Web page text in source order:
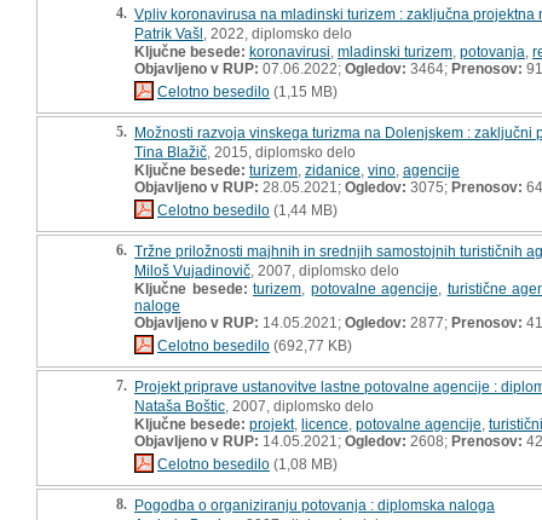
4. Vpliv koronavirusa na mladinski turizem : zaključna projektna
Patrik Vašl , 2022, diplomsko delo
Ključne besede: koronavirusi mladinski turizem potovanja
Objavljeno v RUP: 07.06.2022; Ogledov: 3464; Prenosov: 91
Celotno besedilo (1,15 MB)
5. Možnosti razvoja vinskega turizma na Dolenjskem : zaključni
Tina Blažič , 2015, diplomsko delo
Ključne besede: turizem zidanice vino agencije
Objavljeno v RUP: 28.05.2021; Ogledov: 3075; Prenosov: 64
Celotno besedilo (1,44 MB)
6. Tržne priložnosti majhnih in srednjih samostojnih turističnih
Miloš Vujadinovič , 2007, diplomsko delo
Ključne besede: turizem potovalne agencije
turistične
naloge
Objavljeno v RUP: 14.05.2021; Ogledov: 2877; Prenosov: 41
Celotno besedilo (692,77 KB)
7. Projekt priprave ustanovitve lastne potovalne agencije :
Nataša Boštic , 2007, diplomsko delo
Ključne besede: projekt, licence potovalne agencije
Objavljeno v RUP: 14.05.2021; Ogledov: 2608; Prenosov: 42
Celotno besedilo (1,08 MB)
8. Pogodba o organiziranju potovanja : diplomska naloga